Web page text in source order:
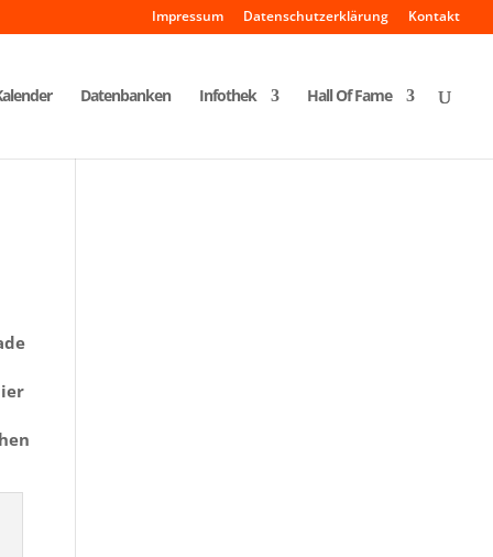
Impressum Datenschutzerklärung Kontakt
Datenbanken Infothek Hall Of Fame